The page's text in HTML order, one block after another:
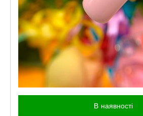
В наявності